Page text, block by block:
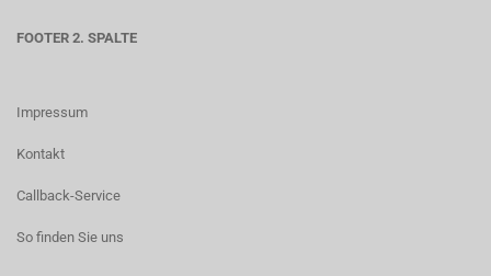
FOOTER 2. SPALTE
Impressum
Kontakt
Callback-Service
So finden Sie uns